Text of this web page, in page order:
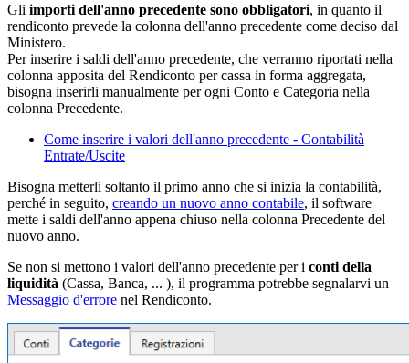
Gli importi dell'anno precedente sono obbligatori, in quanto il
rendiconto prevede la colonna dell'anno precedente come deciso dal
Ministero.
Per inserire i saldi dell'anno precedente, che verranno riportati nella
colonna apposita del Rendiconto per cassa in forma aggregata,
bisogna inserirli manualmente per ogni Conto e Categoria nella
colonna Precedente.
Come inserire i valori dell'anno precedente - Contabilità
Entrate/Uscite
Bisogna metterli soltanto il primo anno che si inizia la contabilità,
perché in seguito, creando un nuovo anno contabile, il software
mette i saldi dell'anno appena chiuso nella colonna Precedente del
nuovo anno.
Se non si mettono i valori dell'anno precedente per i conti della
liquidità (Cassa, Banca, ... ), il programma potrebbe segnalarvi un
Messaggio d'errore nel Rendiconto.